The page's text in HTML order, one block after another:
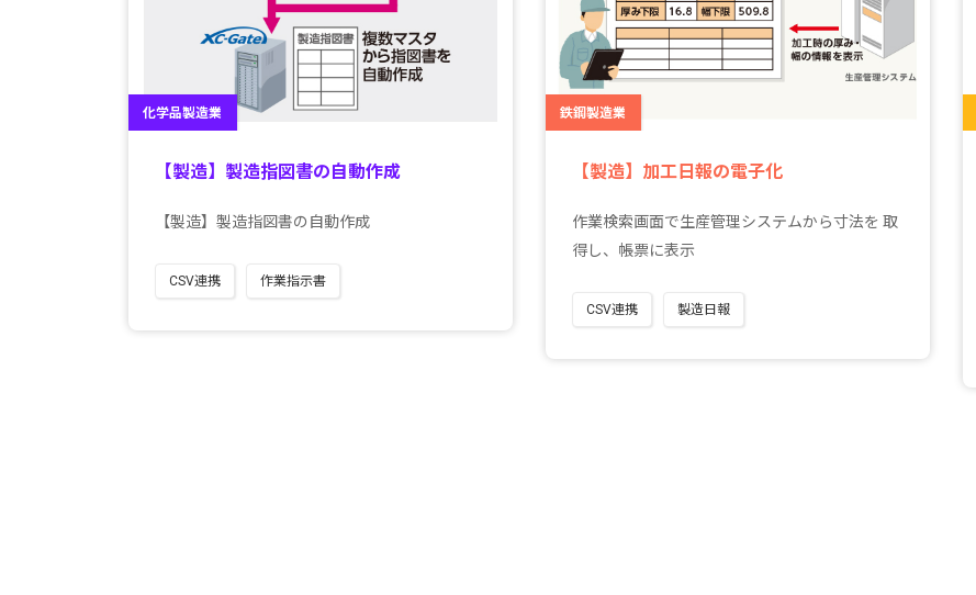
化学品製造業
【製造】製造指図書の自動作成
【製造】製造指図書の自動作成
CSV連携 作業指示書
鉄鋼製造業
【製造】加工日報の電子化
作業検索画面で生産管理システムから寸法を 取
得し、帳票に表示
CSV連携 製造日報